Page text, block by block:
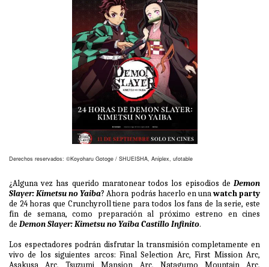
Derechos reservados: ©Koyoharu Gotoge / SHUEISHA, Aniplex, ufotable
¿Alguna vez has querido maratonear todos los episodios de Demon
Slayer: Kimetsu no Yaiba? Ahora podrás hacerlo en unawatch party
de 24 horas que Crunchyroll tiene para todos los fans de la serie, este
fin de semana, como preparación al próximo estreno en cines
de Demon Slayer: Kimetsu no Yaiba Castillo Infinito.
Los espectadores podrán disfrutar la transmisión completamente en
vivo de los siguientes arcos: Final Selection Arc, First Mission Arc,
Asakusa Arc, Tsuzumi Mansion Arc, Natagumo Mountain Arc,